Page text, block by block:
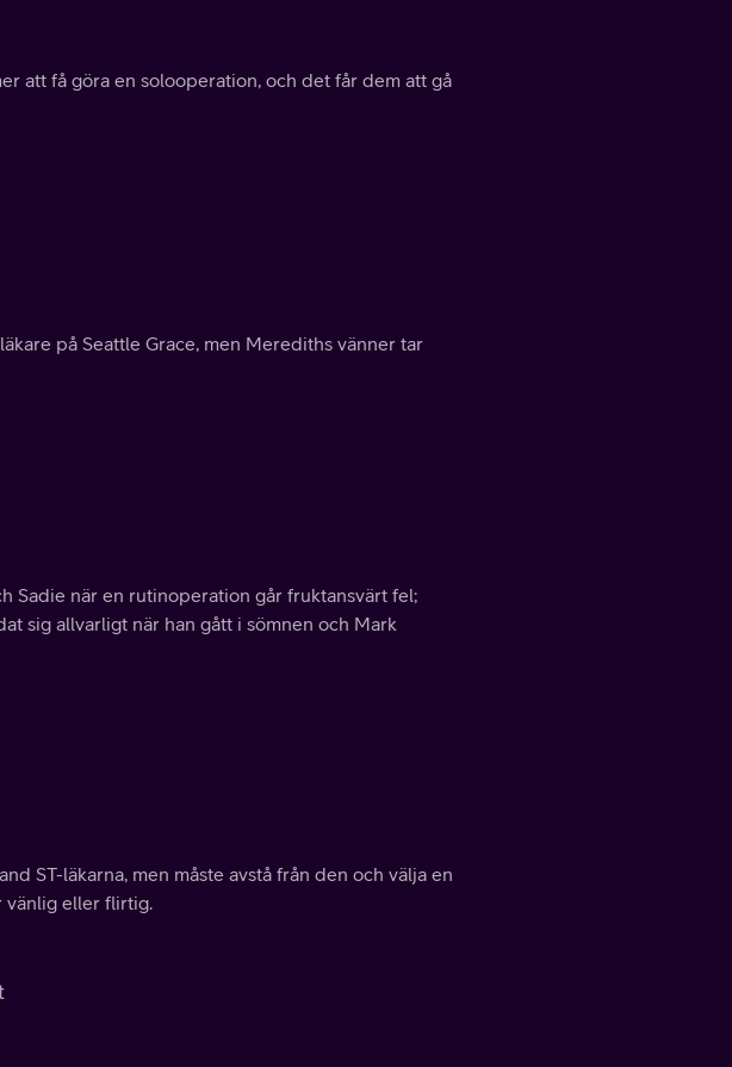
att få göra en solooperation, och det får dem att gå
på Seattle Grace, men Merediths vänner tar
Sadie när en rutinoperation går fruktansvärt fel;
sig allvarligt när han gått i sömnen och Mark
ST-läkarna, men måste avstå från den och välja en
vänlig eller flirtig.